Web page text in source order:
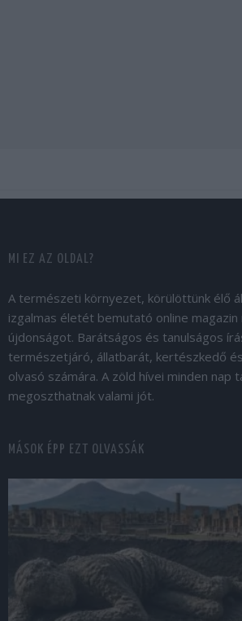
MI EZ AZ OLDAL?
A természeti környezet, körülöttünk élő
izgalmas életét bemutató online magazin
újdonságot. Barátságos és tanulságos
természetjáró, állatbarát, kertészkedő
olvasó számára. A zöld hívei minden nap
megoszthatnak valami jót.
MÁSOK ÉPP EZT OLVASSÁK